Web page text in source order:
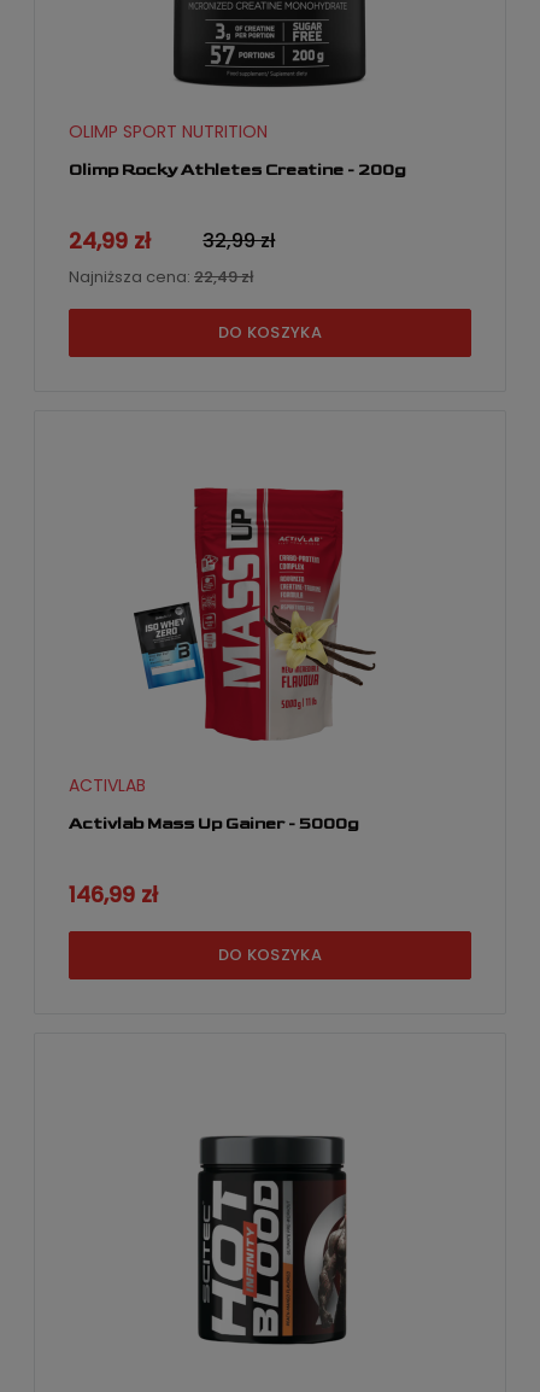
Olimp Rocky Athletes Creatine - 200g
OLIMP SPORT NUTRITION
24,99 zł 32,99 zł
Najniższa cena: 22,49 zł
DO KOSZYKA
Activlab Mass Up Gainer - 5000g
ACTIVLAB
146,99 zł
DO KOSZYKA